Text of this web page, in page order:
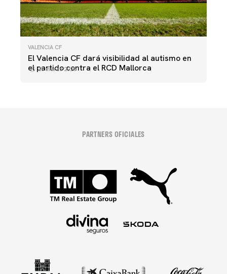
VALENCIA CF
El Valencia CF dará visibilidad al autismo en
el partido contra el RCD Mallorca
28 marzo 2025
PARTNERS OFICIALES